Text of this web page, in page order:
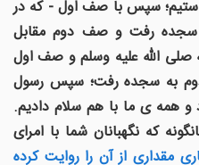
سپس با صف اول - که در
رفت و صف دوم مقابل
صلى الله عليه وسلم و صف اول
به سجده رفت؛ سپس رسول
و همه ی ما با هم سلام داديم.
که نگهبانان شما با امرای
مقداری از آن را روايت کرده